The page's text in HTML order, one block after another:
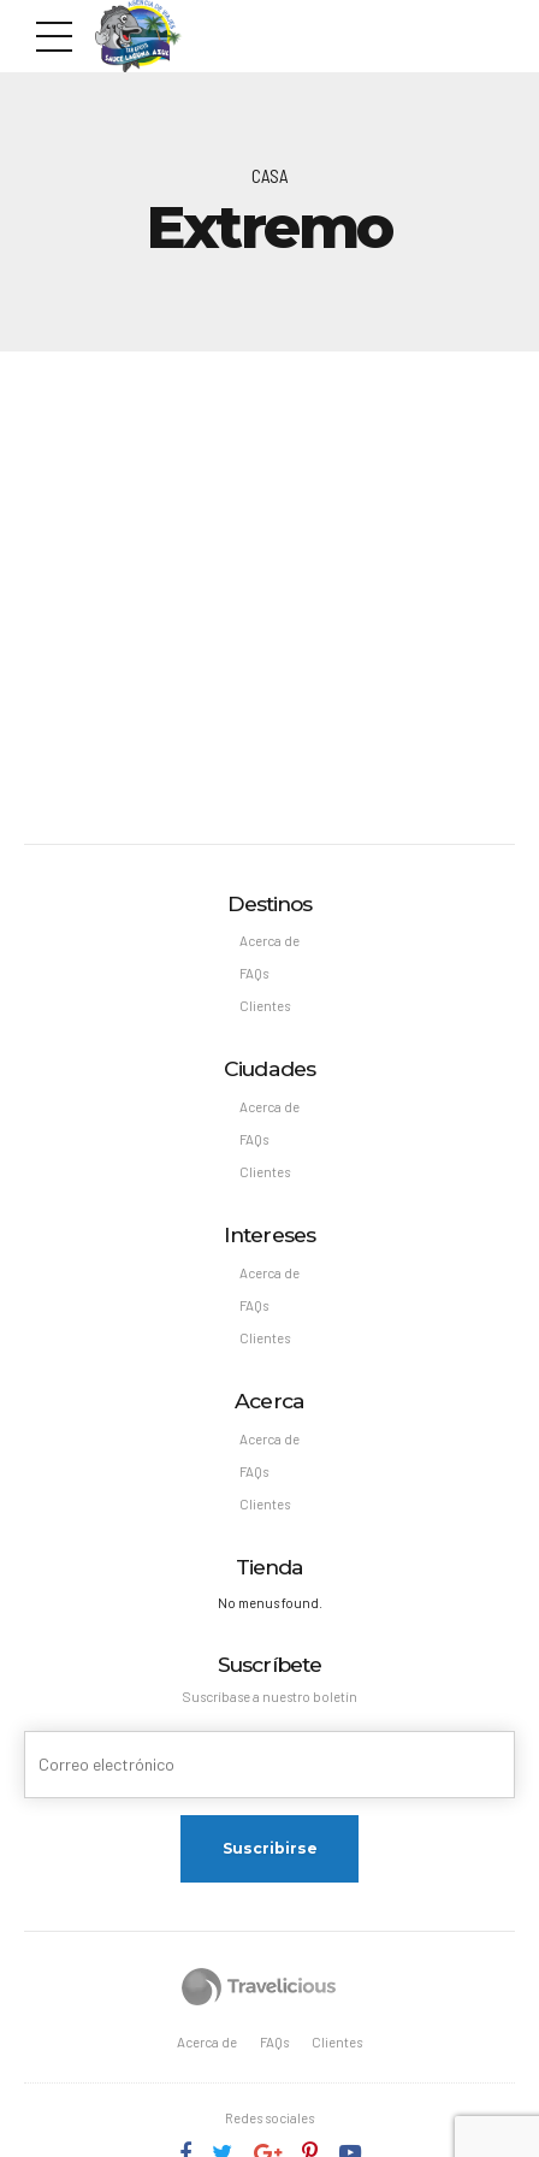
CASA
Extremo
Destinos
Acerca de
FAQs
Clientes
Ciudades
Acerca de
FAQs
Clientes
Intereses
Acerca de
FAQs
Clientes
Acerca
Acerca de
FAQs
Clientes
Tienda
No menus found.
Suscríbete
Suscríbase a nuestro boletín
Acerca de FAQs Clientes
Redes sociales